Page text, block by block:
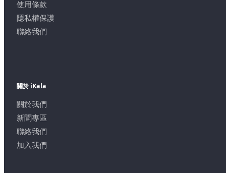
使用條款
隱私權保護
聯絡我們
關於 iKala
關於我們
新聞專區
聯絡我們
加入我們